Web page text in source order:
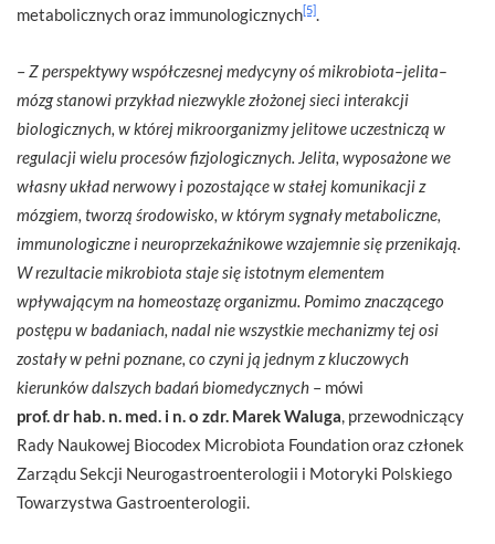
metabolicznych oraz immunologicznych[5]
– Z perspektywy współczesnej medycyny oś mikrobiota–jelita–
mózg stanowi przykład niezwykle złożonej sieci interakcji
biologicznych, w której mikroorganizmy jelitowe uczestniczą w
regulacji wielu procesów fizjologicznych. Jelita, wyposażone we
własny układ nerwowy i pozostające w stałej komunikacji z
mózgiem, tworzą środowisko, w którym sygnały metaboliczne,
immunologiczne i neuroprzekaźnikowe wzajemnie się przenikają.
W rezultacie mikrobiota staje się istotnym elementem
wpływającym na homeostazę organizmu. Pomimo znaczącego
postępu w badaniach, nadal nie wszystkie mechanizmy tej osi
zostały w pełni poznane, co czyni ją jednym z kluczowych
kierunków dalszych badań biomedycznych – mówi
prof. dr hab. n. med. i n. o zdr. Marek Waluga , przewodniczący
Rady Naukowej Biocodex Microbiota Foundation oraz członek
Zarządu Sekcji Neurogastroenterologii i Motoryki Polskiego
Towarzystwa Gastroenterologii.